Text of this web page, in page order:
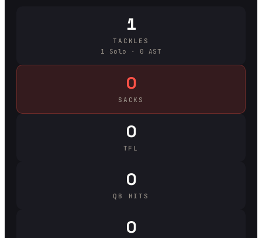
1
TACKLES
1 Solo · 0 AST
0
SACKS
0
TFL
0
QB HITS
0